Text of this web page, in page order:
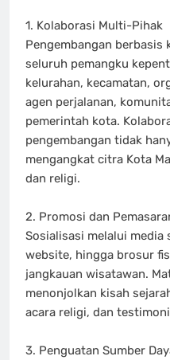
1. Kolaborasi Multi-Pihak
Pengembangan
seluruh pemangku
kelurahan, kecamatan,
agen perjalanan,
pemerintah kota.
pengembangan tidak
mengangkat citra Kota
dan religi.
2. Promosi dan
Sosialisasi melalui media
website, hingga brosur
jangkauan wisatawan.
menonjolkan kisah
acara religi, dan
3. Penguatan Sumber